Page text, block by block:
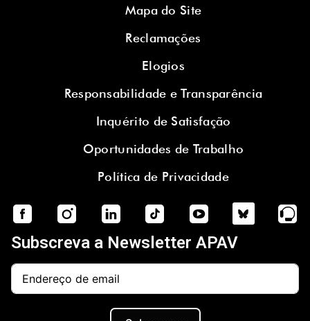
Mapa do Site
Reclamações
Elogios
Responsabilidade e Transparência
Inquérito de Satisfação
Oportunidades de Trabalho
Política de Privacidade
Subscreva a Newsletter APAV